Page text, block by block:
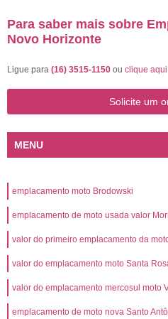
Para saber mais sobre
Novo Horizonte
Ligue para (16) 3515-1150 ou clique aqui
Solicite um
MENU
emplacamento moto Brodowski
emplacamento de moto usada valor
valor do primeiro emplacamento da
valor do emplacamento moto Santa
valor do emplacamento mercosul moto
emplacamento de moto nova Santo